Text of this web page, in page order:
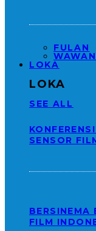
FULAN
LOKA
LOKA
SEE ALL
SENSOR
BERSINEMA
FILM